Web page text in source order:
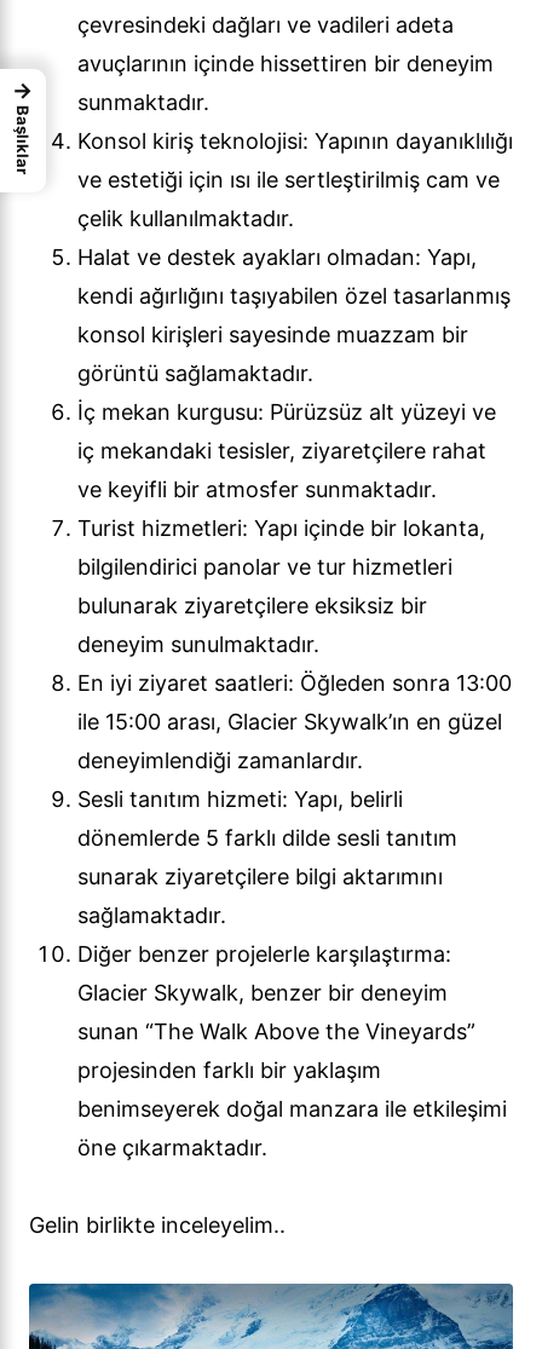
çevresindeki dağları ve vadileri adeta
avuçlarının içinde hissettiren bir deneyim
sunmaktadır.
Konsol kiriş teknolojisi: Yapının dayanıklılığı
ve estetiği için ısı ile sertleştirilmiş cam ve
çelik kullanılmaktadır.
Halat ve destek ayakları olmadan: Yapı,
kendi ağırlığını taşıyabilen özel tasarlanmış
konsol kirişleri sayesinde muazzam bir
görüntü sağlamaktadır.
İç mekan kurgusu: Pürüzsüz alt yüzeyi ve
iç mekandaki tesisler, ziyaretçilere rahat
ve keyifli bir atmosfer sunmaktadır.
Turist hizmetleri: Yapı içinde bir lokanta,
bilgilendirici panolar ve tur hizmetleri
bulunarak ziyaretçilere eksiksiz bir
deneyim sunulmaktadır.
En iyi ziyaret saatleri: Öğleden sonra 13:00
ile 15:00 arası, Glacier Skywalk’ın en güzel
deneyimlendiği zamanlardır.
Sesli tanıtım hizmeti: Yapı, belirli
dönemlerde 5 farklı dilde sesli tanıtım
sunarak ziyaretçilere bilgi aktarımını
sağlamaktadır.
Diğer benzer projelerle karşılaştırma:
Glacier Skywalk, benzer bir deneyim
sunan “The Walk Above the Vineyards”
projesinden farklı bir yaklaşım
benimseyerek doğal manzara ile etkileşimi
öne çıkarmaktadır.
Gelin birlikte inceleyelim..
→
Başlıklar